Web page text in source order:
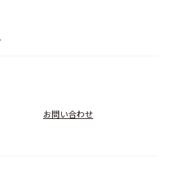
お問い合わせ